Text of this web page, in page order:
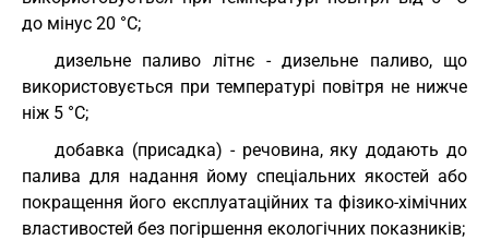
до мінус 20 °С;
дизельне паливо літнє - дизельне паливо, що
використовується при температурі повітря не нижче
ніж 5 °С;
добавка (присадка) - речовина, яку додають до
палива для надання йому спеціальних якостей або
покращення його експлуатаційних та фізико-хімічних
властивостей без погіршення екологічних показників;